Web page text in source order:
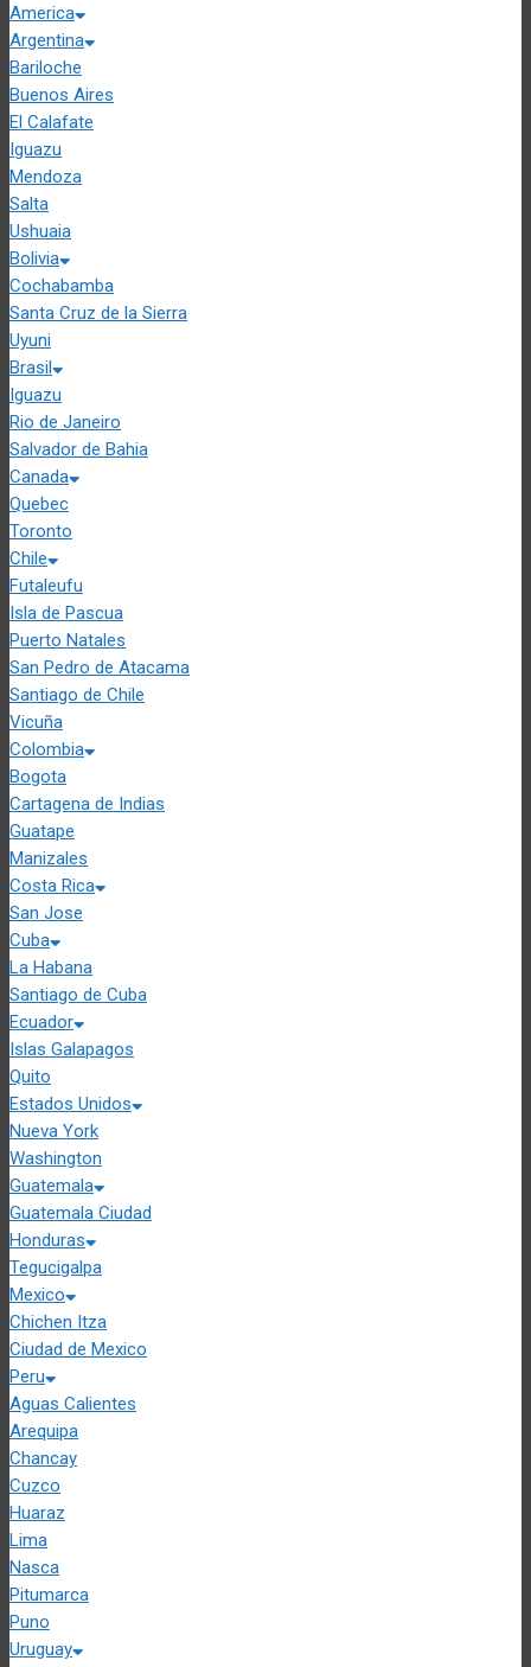
America
Argentina
Bariloche
Buenos Aires
El Calafate
Iguazu
Mendoza
Salta
Ushuaia
Bolivia
Cochabamba
Santa Cruz de la Sierra
Uyuni
Brasil
Iguazu
Rio de Janeiro
Salvador de Bahia
Canada
Quebec
Toronto
Chile
Futaleufu
Isla de Pascua
Puerto Natales
San Pedro de Atacama
Santiago de Chile
Vicuña
Colombia
Bogota
Cartagena de Indias
Guatape
Manizales
Costa Rica
San Jose
Cuba
La Habana
Santiago de Cuba
Ecuador
Islas Galapagos
Quito
Estados Unidos
Nueva York
Washington
Guatemala
Guatemala Ciudad
Honduras
Tegucigalpa
Mexico
Chichen Itza
Ciudad de Mexico
Peru
Aguas Calientes
Arequipa
Chancay
Cuzco
Huaraz
Lima
Nasca
Pitumarca
Puno
Uruguay